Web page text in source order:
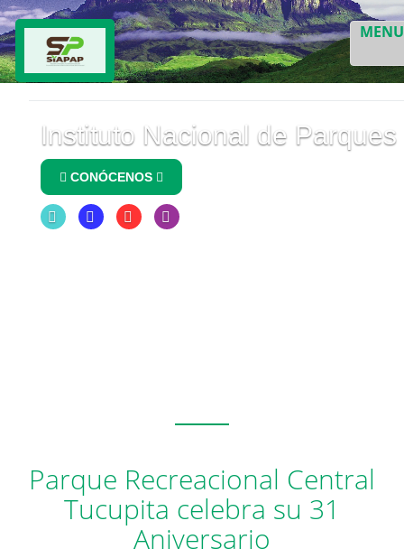
MENU
Instituto Nacional de Parques
CONÓCENOS
Parque Recreacional Central
Tucupita celebra su 31
Aniversario